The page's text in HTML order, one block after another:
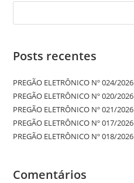
Posts recentes
PREGÃO ELETRÔNICO Nº 024/2026
PREGÃO ELETRÔNICO Nº 020/2026
PREGÃO ELETRÔNICO Nº 021/2026
PREGÃO ELETRÔNICO Nº 017/2026
PREGÃO ELETRÔNICO Nº 018/2026
Comentários